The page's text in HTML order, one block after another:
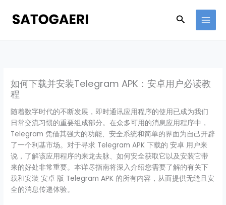
content
Search
如何下载并安装Telegram APK：安卓用户必读教
程
随着数字时代的不断发展，即时通讯应用程序的使用已成为我们
日常交流习惯的重要组成部分。在众多可用的消息应用程序中，
Telegram 凭借其强大的功能、安全系统和简单的界面为自己开辟
了一个利基市场。对于寻求 Telegram APK 下载的 安卓 用户来
说，了解该应用程序的来龙去脉、如何安全获取它以及安装它带
来的好处非常重要。本详尽指南将深入介绍您需要了解的有关下
载和安装 安卓 版 Telegram APK 的所有内容，从而提供无缝且安
全的消息传递体验。